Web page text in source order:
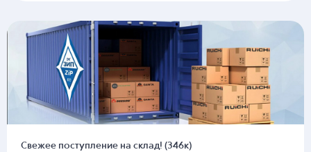
Свежее поступление на склад! (346к)